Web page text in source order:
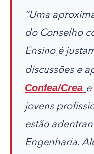
“Uma
do Conselho
Ensino é
discussões e
Confea/Crea e
jovens
estão
Engenharia.